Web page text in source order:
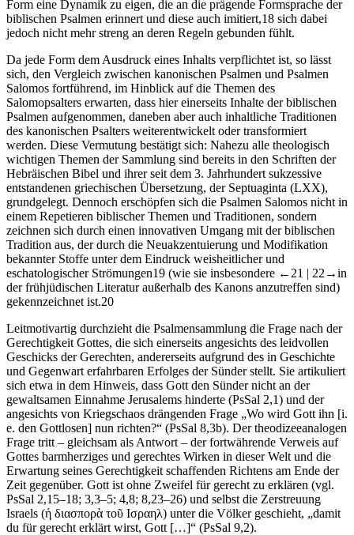
Form eine Dynamik zu eigen, die an die prägende Formsprache der
biblischen Psalmen erinnert und diese auch imitiert,18 sich dabei
jedoch nicht mehr streng an deren Regeln gebunden fühlt.
Da jede Form dem Ausdruck eines Inhalts verpflichtet ist, so lässt
sich, den Vergleich zwischen kanonischen Psalmen und Psalmen
Salomos fortführend, im Hinblick auf die Themen des
Salomopsalters erwarten, dass hier einerseits Inhalte der biblischen
Psalmen aufgenommen, daneben aber auch inhaltliche Traditionen
des kanonischen Psalters weiterentwickelt oder transformiert
werden. Diese Vermutung bestätigt sich: Nahezu alle theologisch
wichtigen Themen der Sammlung sind bereits in den Schriften der
Hebräischen Bibel und ihrer seit dem 3. Jahrhundert sukzessive
entstandenen griechischen Übersetzung, der Septuaginta (LXX),
grundgelegt. Dennoch erschöpfen sich die Psalmen Salomos nicht in
einem Repetieren biblischer Themen und Traditionen, sondern
zeichnen sich durch einen innovativen Umgang mit der biblischen
Tradition aus, der durch die Neuakzentuierung und Modifikation
bekannter Stoffe unter dem Eindruck weisheitlicher und
eschatologischer Strömungen19 (wie sie insbesondere ←21 | 22→in
der frühjüdischen Literatur außerhalb des Kanons anzutreffen sind)
gekennzeichnet ist.20
Leitmotivartig durchzieht die Psalmensammlung die Frage nach der
Gerechtigkeit Gottes, die sich einerseits angesichts des leidvollen
Geschicks der Gerechten, andererseits aufgrund des in Geschichte
und Gegenwart erfahrbaren Erfolges der Sünder stellt. Sie artikuliert
sich etwa in dem Hinweis, dass Gott den Sünder nicht an der
gewaltsamen Einnahme Jerusalems hinderte (PsSal 2,1) und der
angesichts von Kriegschaos drängenden Frage „Wo wird Gott ihn [i.
e. den Gottlosen] nun richten?“ (PsSal 8,3b). Der theodizeeanalogen
Frage tritt – gleichsam als Antwort – der fortwährende Verweis auf
Gottes barmherziges und gerechtes Wirken in dieser Welt und die
Erwartung seines Gerechtigkeit schaffenden Richtens am Ende der
Zeit gegenüber. Gott ist ohne Zweifel für gerecht zu erklären (vgl.
PsSal 2,15–18; 3,3–5; 4,8; 8,23–26) und selbst die Zerstreuung
Israels (ἡ διασπορὰ τοῦ Ισραηλ) unter die Völker geschieht, „damit
du für gerecht erklärt wirst, Gott […]“ (PsSal 9,2).